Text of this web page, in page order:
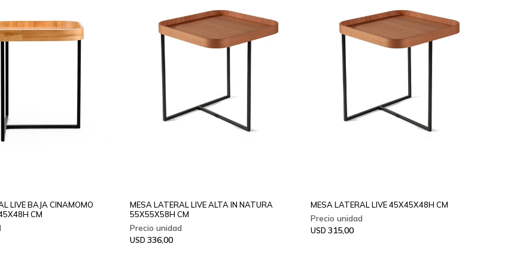
LIVE BAJA CINAMOMO
CM
MESA LATERAL LIVE ALTA IN NATURA
55X55X58H CM
USD 336,00
MESA LATERAL LIVE 45X45X48H CM
USD 315,00